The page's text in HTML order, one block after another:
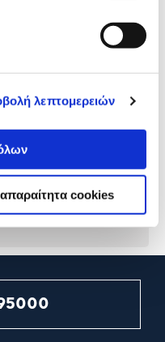
λεπτομερειών
cookies
24,90€